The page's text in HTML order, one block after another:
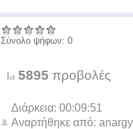
Σύνολο ψήφων: 0
5895 προβολές
Διάρκεια: 00:09:51
Αναρτήθηκε από: anargy